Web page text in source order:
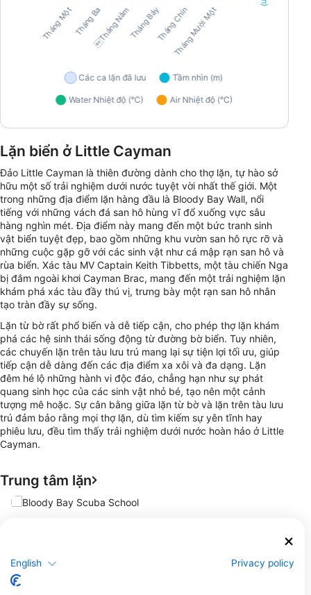
Lặn biển ở Little Cayman
Đảo Little Cayman là thiên đường dành cho thợ lặn, tự hào sở
hữu một số trải nghiệm dưới nước tuyệt vời nhất thế giới. Một
trong những địa điểm lặn hàng đầu là Bloody Bay Wall, nổi
tiếng với những vách đá san hô hùng vĩ đổ xuống vực sâu
hàng nghìn mét. Địa điểm này mang đến một bức tranh sinh
vật biển tuyệt đẹp, bao gồm những khu vườn san hô rực rỡ và
những cuộc gặp gỡ với các sinh vật như cá mập rạn san hô và
rùa biển. Xác tàu MV Captain Keith Tibbetts, một tàu chiến Nga
bị đắm ngoài khơi Cayman Brac, mang đến một trải nghiệm lặn
khám phá xác tàu đầy thú vị, trưng bày một rạn san hô nhân
tạo tràn đầy sự sống.
Lặn từ bờ rất phổ biến và dễ tiếp cận, cho phép thợ lặn khám
phá các hệ sinh thái sống động từ đường bờ biển. Tuy nhiên,
các chuyến lặn trên tàu lưu trú mang lại sự tiện lợi tối ưu, giúp
tiếp cận dễ dàng đến các địa điểm xa xôi và đa dạng. Lặn
đêm hé lộ những hành vi độc đáo, chẳng hạn như sự phát
quang sinh học của các sinh vật nhỏ bé, tạo nên một cảnh
tượng mê hoặc. Sự cân bằng giữa lặn từ bờ và lặn trên tàu lưu
trú đảm bảo rằng mọi thợ lặn, dù tìm kiếm sự yên tĩnh hay
phiêu lưu, đều tìm thấy trải nghiệm dưới nước hoàn hảo ở Little
Cayman.
Trung tâm lặn
English Privacy policy